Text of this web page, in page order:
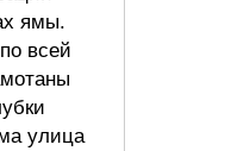
ямы.
всей
улица